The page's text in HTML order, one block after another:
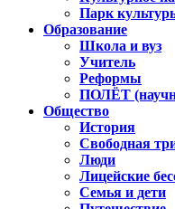
Парк
Образование
Школа и вуз
Учитель
Реформы
ПОЛЁТ
Общество
История
Свободная
Люди
Лицейские
Семья и дети